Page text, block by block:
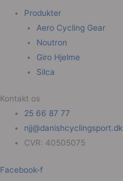
Produkter
Aero Cycling Gear
Noutron
Giro Hjelme
Silca
Kontakt os
25 66 87 77
njj@danishcyclingsport.dk
CVR: 40505075
Facebook-f